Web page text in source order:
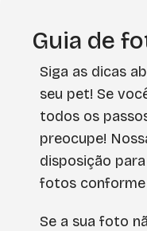
Guia de
Siga as dicas
seu pet! Se
todos os
preocupe!
disposição
fotos conforme
Se a sua foto